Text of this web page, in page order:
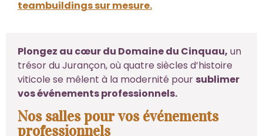
teambuildings sur mesure.
Plongez au cœur du Domaine du Cinquau, un
trésor du Jurançon, où quatre siècles d’histoire
viticole se mêlent à la modernité pour sublimer
vos événements professionnels.
Nos salles pour vos événements
professionnels